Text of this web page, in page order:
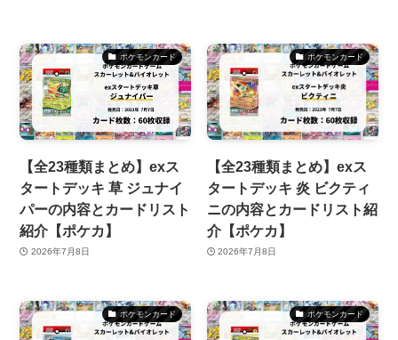
ポケモンカード
【全23種類まとめ】exス
タートデッキ 草 ジュナイ
パーの内容とカードリスト
紹介【ポケカ】
2026年7月8日
ポケモンカード
【全23種類まとめ】exス
タートデッキ 炎 ビクティ
ニの内容とカードリスト紹
介【ポケカ】
2026年7月8日
ポケモンカード ポケモンカード